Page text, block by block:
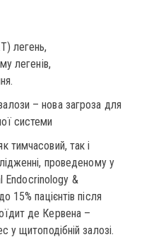
легень,
легенів,
– нова загроза для
системи
тимчасовий, так і
проведеному у
Endocrinology &
пацієнтів після
де Кервена –
у щитоподібній залозі.